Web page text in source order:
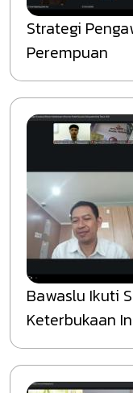
Strategi
Perempuan
Bawaslu Ikuti
Keterbukaan